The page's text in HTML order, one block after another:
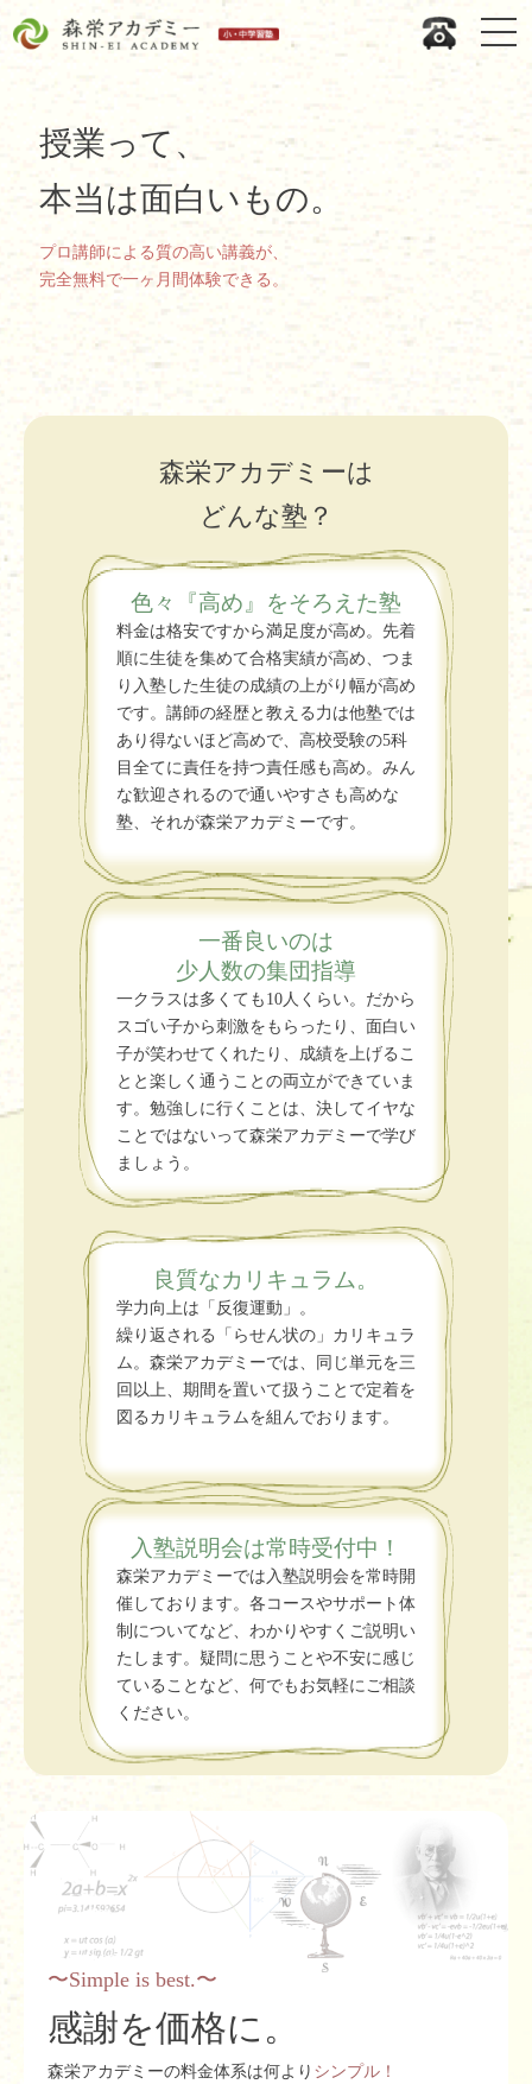
授業って、
本当は面白いもの。
プロ講師による質の高い講義が、
完全無料で一ヶ月間体験できる。
森栄アカデミーは
どんな塾？
色々『高め』をそろえた塾
料金は格安ですから満足度が高め。先着
順に生徒を集めて合格実績が高め、つま
り入塾した生徒の成績の上がり幅が高め
です。講師の経歴と教える力は他塾では
あり得ないほど高めで、高校受験の5科
目全てに責任を持つ責任感も高め。みん
な歓迎されるので通いやすさも高めな
塾、それが森栄アカデミーです。
一番良いのは
少人数の集団指導
一クラスは多くても10人くらい。だから
スゴい子から刺激をもらったり、面白い
子が笑わせてくれたり、成績を上げるこ
とと楽しく通うことの両立ができていま
す。勉強しに行くことは、決してイヤな
ことではないって森栄アカデミーで学び
ましょう。
良質なカリキュラム。
学力向上は「反復運動」。
繰り返される「らせん状の」カリキュラ
ム。森栄アカデミーでは、同じ単元を三
回以上、期間を置いて扱うことで定着を
図るカリキュラムを組んでおります。
入塾説明会は常時受付中！
森栄アカデミーでは入塾説明会を常時開
催しております。各コースやサポート体
制についてなど、わかりやすくご説明い
たします。疑問に思うことや不安に感じ
ていることなど、何でもお気軽にご相談
ください。
〜Simple is best.〜
感謝を価格に。
森栄アカデミーの料金体系は何より シンプル！